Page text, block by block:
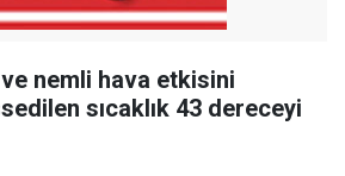
ve nemli hava etkisini
sıcaklık 43 dereceyi